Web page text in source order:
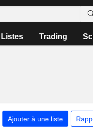
Listes Trading
Ajouter à une liste